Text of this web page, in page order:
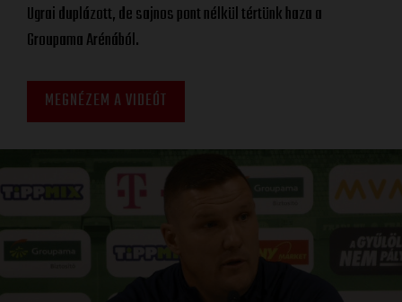
Ugrai duplázott, de sajnos pont nélkül tértünk haza a
Groupama Arénából.
MEGNÉZEM A VIDEÓT